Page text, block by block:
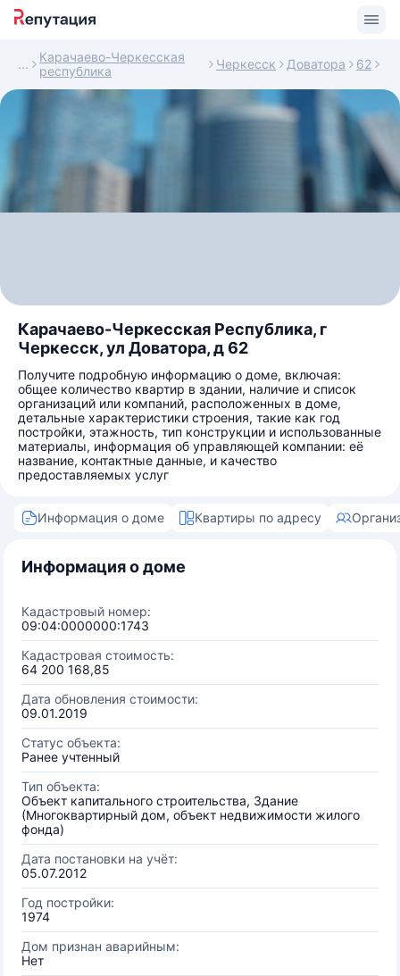
Карачаево-Черкесская
республика
Черкесск Доватора 62
Карачаево-Черкесская Республика, г
Черкесск, ул Доватора, д 62
Получите подробную информацию о доме, включая:
общее количество квартир в здании, наличие и список
организаций или компаний, расположенных в доме,
детальные характеристики строения, такие как год
постройки, этажность, тип конструкции и использованные
материалы, информация об управляющей компании: её
название, контактные данные, и качество
предоставляемых услуг
Информация о доме Квартиры по адресу
Информация о доме
Кадастровый номер:
09:04:0000000:1743
Кадастровая стоимость:
64 200 168,85
Дата обновления стоимости:
09.01.2019
Статус объекта:
Ранее учтенный
Тип объекта:
Объект капитального строительства, Здание
(Многоквартирный дом, объект недвижимости жилого
фонда)
Дата постановки на учёт:
05.07.2012
Год постройки:
1974
Дом признан аварийным:
Нет